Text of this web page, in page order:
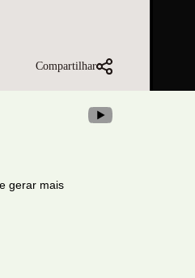
Compartilhar
gerar mais